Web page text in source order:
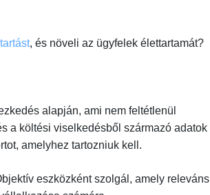
, és növeli az ügyfelek élettartamát?
alapján, ami nem feltétlenül
a költési viselkedésből származó adatok
amelyhez tartozniuk kell.
eszközként szolgál, amely releváns